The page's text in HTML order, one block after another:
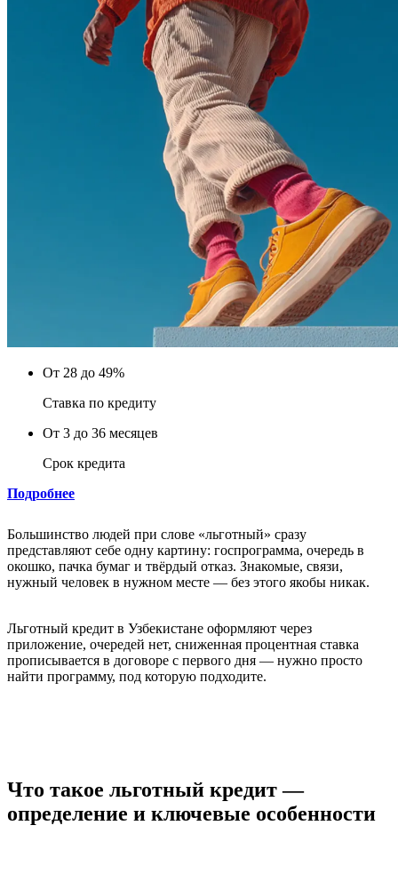
От 28 до 49%
Ставка по кредиту
От 3 до 36 месяцев
Срок кредита
Подробнее
Большинство людей при слове «льготный» сразу
представляют себе одну картину: госпрограмма, очередь в
окошко, пачка бумаг и твёрдый отказ. Знакомые, связи,
нужный человек в нужном месте — без этого якобы никак.
Льготный кредит в Узбекистане оформляют через
приложение, очередей нет, сниженная процентная ставка
прописывается в договоре с первого дня — нужно просто
найти программу, под которую подходите.
Что такое льготный кредит —
определение и ключевые особенности